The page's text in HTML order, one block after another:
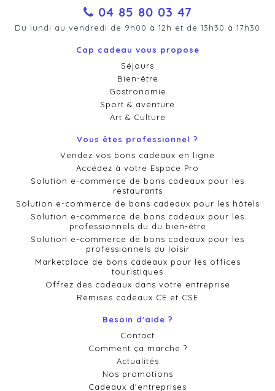
04 85 80 03 47
Du lundi au vendredi de 9h00 à 12h et de 13h30 à 17h30
Cap cadeau vous propose
Séjours
Bien-être
Gastronomie
Sport & aventure
Art & Culture
Vous êtes professionnel ?
Vendez vos bons cadeaux en ligne
Accédez à votre Espace Pro
Solution e-commerce de bons cadeaux pour les
restaurants
Solution e-commerce de bons cadeaux pour les hôtels
Solution e-commerce de bons cadeaux pour les
professionnels du du bien-être
Solution e-commerce de bons cadeaux pour les
professionnels du loisir
Marketplace de bons cadeaux pour les offices
touristiques
Offrez des cadeaux dans votre entreprise
Remises cadeaux CE et CSE
Besoin d'aide ?
Contact
Comment ça marche ?
Actualités
Nos promotions
Cadeaux d'entreprises